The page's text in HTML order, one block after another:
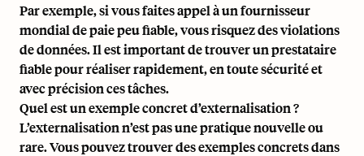
Par exemple, si vous faites appel à unfournisseur
mondial de paiepeu fiable, vous risquez des violations
de données. Il est important de trouver un prestataire
fiable pour réaliser rapidement, en toute sécurité et
avec précision ces tâches.
Quel est un exemple concret d’externalisation ?
L’externalisation n’est pas une pratique nouvelle ou
rare. Vous pouvez trouver des exemples concrets dans